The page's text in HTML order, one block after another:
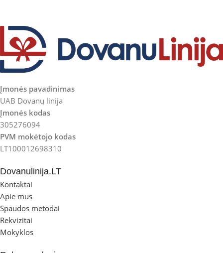
Įmonės pavadinimas
UAB Dovanų linija
Įmonės kodas
305276094
PVM mokėtojo kodas
LT100012698310
Dovanulinija.LT
Kontaktai
Apie mus
Spaudos metodai
Rekvizitai
Mokyklos